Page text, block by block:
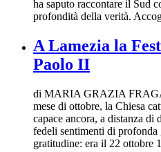
ha saputo raccontare il Sud
profondità della verità.
A Lamezia la
Paolo II
di MARIA GRAZIA
mese di ottobre, la Chiesa
capace ancora, a distanza di
fedeli sentimenti di
gratitudine: era il 22 ottobre